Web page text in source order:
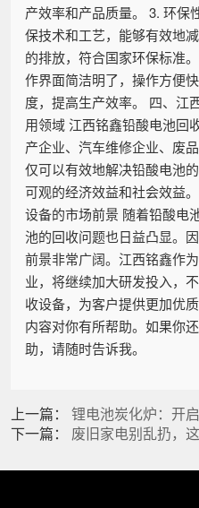
产效率和产品质量。 3. 环保
保技术和工艺，能够有效地
的排放，符合国家环保标准
作界面简洁明了，操作方便
度，提高生产效率。 四、江
用领域 江西铭鑫铅酸电池回
产企业、汽车维修企业、废
仅可以有效地解决铅酸电池
可观的经济效益和社会效益
设备的市场前景 随着铅酸电
池的回收问题也日益凸显。
前景非常广阔。江西铭鑫作
业，将继续加大研发投入，
收设备，为客户提供更加优
内容对你有所帮助。如果你
助，请随时告诉我。
上一篇： 锂电池炭化炉：开
下一篇： 废旧家电别乱扔，